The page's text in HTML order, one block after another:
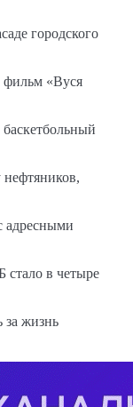
городского
фильм «Вуся
адресными
в четыре
за жизнь